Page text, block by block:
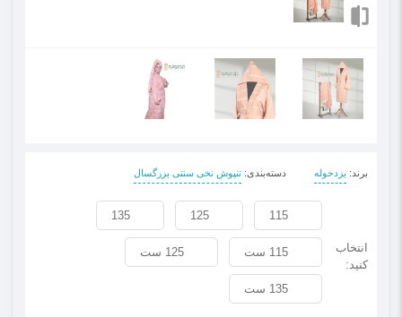
برند : یزدحوله دسته‌بندی: تنپوش نخی سنتی بزرگسال
انتخاب
کنید:
115
125
135
115 ست 125 ست
135 ست